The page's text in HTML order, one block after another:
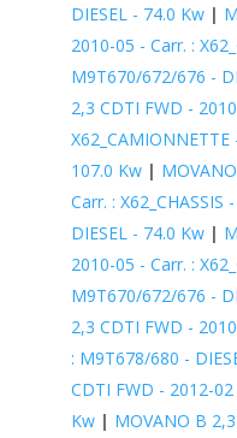
DIESEL - 74.0 Kw|
2010-05 - Carr. :
M9T670/672/676 -
2,3 CDTI FWD -
107.0 Kw|
Carr. :
DIESEL - 74.0 Kw|
2010-05 - Carr. :
M9T670/672/676 -
2,3 CDTI FWD -
: M9T678/680 -
CDTI FWD - 2012-
Kw| MOVANO B